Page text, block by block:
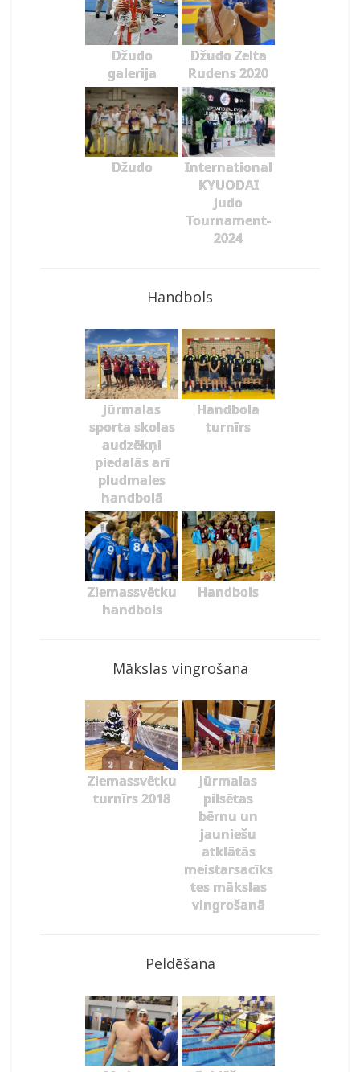
Džudo
galerija
Džudo Zelta
Rudens 2020
Džudo
International
KYUODAI
Judo
Tournament-
2024
Handbols
Jūrmalas
sporta skolas
audzēkņi
piedalās arī
pludmales
handbolā
Handbola
turnīrs
Ziemassvētku
handbols
Handbols
Mākslas vingrošana
Ziemassvētku
turnīrs 2018
Jūrmalas
pilsētas
bērnu un
jauniešu
atklātās
meistarsacīks
tes mākslas
vingrošanā
Peldēšana